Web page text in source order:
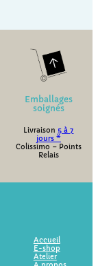
Emballages
soignés
Livraison 5 à 7
jours *
Colissimo – Points
Relais
Accueil
E-shop
Atelier